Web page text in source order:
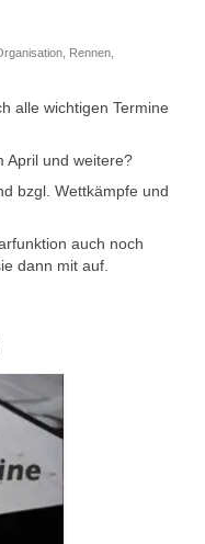
Rennen
alle wichtigen Termine
April und weitere?
bzgl. Wettkämpfe und
auch noch
dann mit auf.